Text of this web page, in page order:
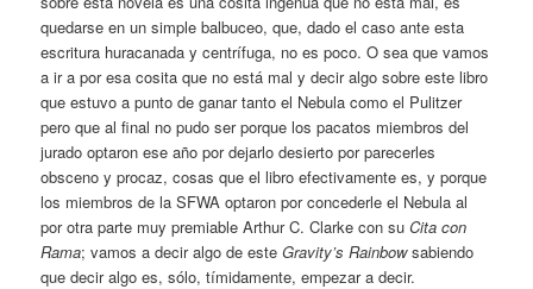
quedarse en un simple balbuceo, que, dado el caso ante esta
escritura huracanada y centrífuga, no es poco. O sea que vamos
a ir a por esa cosita que no está mal y decir algo sobre este libro
que estuvo a punto de ganar tanto el Nebula como el Pulitzer
pero que al final no pudo ser porque los pacatos miembros del
jurado optaron ese año por dejarlo desierto por parecerles
obsceno y procaz, cosas que el libro efectivamente es, y porque
los miembros de la SFWA optaron por concederle el Nebula al
por otra parte muy premiable Arthur C. Clarke con suCita con
Rama; vamos a decir algo de esteGravity’s Rainbowsabiendo
que decir algo es, sólo, tímidamente, empezar a decir.